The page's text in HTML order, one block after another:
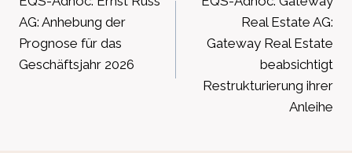
AG: Anhebung der
Prognose für das
Geschäftsjahr 2026
Real Estate AG:
Gateway Real Estate
beabsichtigt
Restrukturierung ihrer
Anleihe